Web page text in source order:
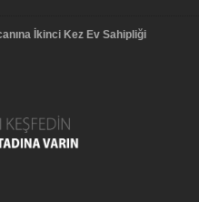
İkinci Kez Ev Sahipliği